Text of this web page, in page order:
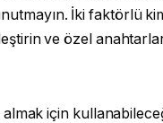
İki faktörlü
ve özel
almak için